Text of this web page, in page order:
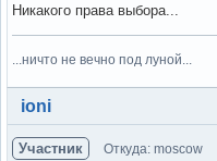
Никакого права выбора...
...ничто не вечно под луной...
Вне форума
ioni
Участник Откуда: moscow